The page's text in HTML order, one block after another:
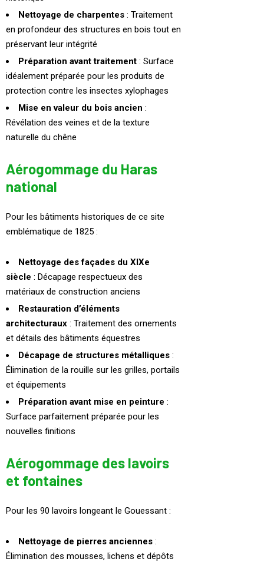
Nettoyage de charpentes : Traitement
en profondeur des structures en bois tout en
préservant leur intégrité
Préparation avant traitement : Surface
idéalement préparée pour les produits de
protection contre les insectes xylophages
Mise en valeur du bois ancien :
Révélation des veines et de la texture
naturelle du chêne
Aérogommage du Haras
national
Pour les bâtiments historiques de ce site
emblématique de 1825 :
Nettoyage des façades du XIXe
siècle : Décapage respectueux des
matériaux de construction anciens
Restauration d’éléments
architecturaux : Traitement des ornements
et détails des bâtiments équestres
Décapage de structures métalliques :
Élimination de la rouille sur les grilles, portails
et équipements
Préparation avant mise en peinture :
Surface parfaitement préparée pour les
nouvelles finitions
Aérogommage des lavoirs
et fontaines
Pour les 90 lavoirs longeant le Gouessant :
Nettoyage de pierres anciennes :
Élimination des mousses, lichens et dépôts